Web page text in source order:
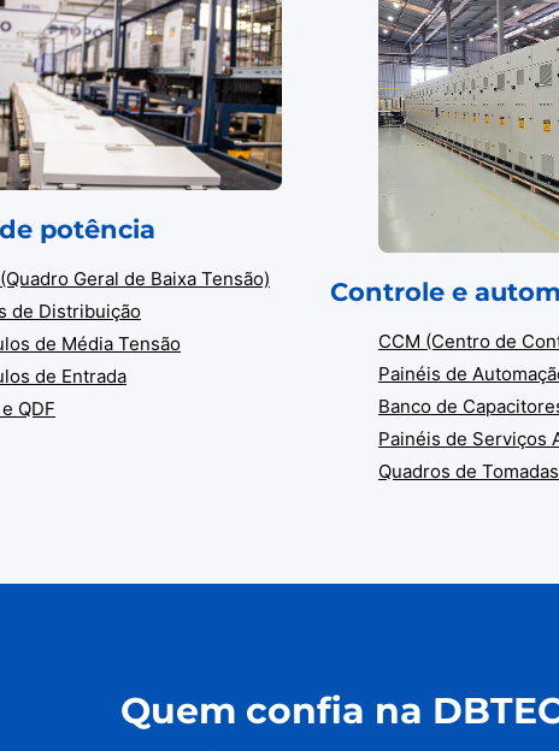
potência
Geral de Baixa Tensão)
de Distribuição
de Média Tensão
de Entrada
QDF
Controle e
CCM (Centro de
Painéis de
Banco de
Painéis de Serviços
Quadros de
Quem confia na